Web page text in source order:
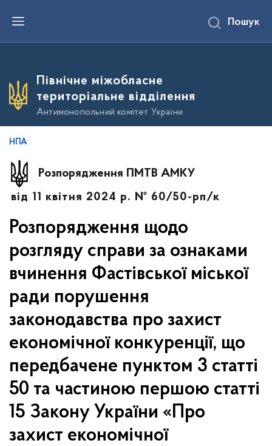
е
о
о
в
о
м
Пошук
Північне міжобласне
територіальне відділення
Антимонопольний комітет України
НПА
Розпорядження ПМТВ АМКУ
від 11 квітня 2024 р. № 60/50-рп/к
Розпорядження щодо
розгляду справи за ознаками
вчинення Фастівської міської
ради порушення
законодавства про захист
економічної конкуренції, що
передбачене пунктом 3 статті
50 та частиною першою статті
15 Закону України «Про
захист економічної